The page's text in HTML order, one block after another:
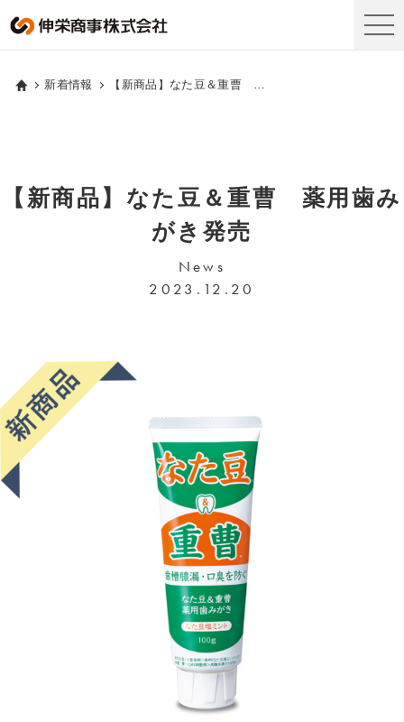
新着情報 【新商品】なた豆＆重曹 薬用歯みがき発売
【新商品】なた豆＆重曹 薬用歯み
がき発売
News
2023.12.20